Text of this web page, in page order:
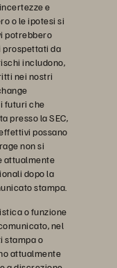
e
o le ipotesi si
potrebbero
da
includono,
nei nostri
futuri che
presso la SEC,
possano
non si
attualmente
dopo la
stampa.
o funzione
nel
stampa o
attualmente